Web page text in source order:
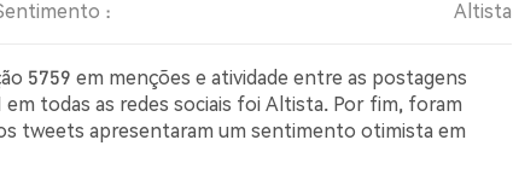
: Altista
5759 em menções e atividade entre as postagens
todas as redes sociais foi Altista. Por fim, foram
tweets apresentaram um sentimento otimista em